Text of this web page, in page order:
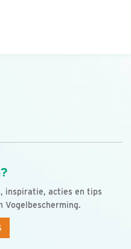
inspiratie, acties en tips